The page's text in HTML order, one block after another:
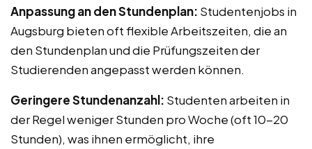
Anpassung an den Stundenplan: Studentenjobs in
Augsburg bieten oft flexible Arbeitszeiten, die an
den Stundenplan und die Prüfungszeiten der
Studierenden angepasst werden können.
Geringere Stundenanzahl: Studenten arbeiten in
der Regel weniger Stunden pro Woche (oft 10-20
Stunden), was ihnen ermöglicht, ihre